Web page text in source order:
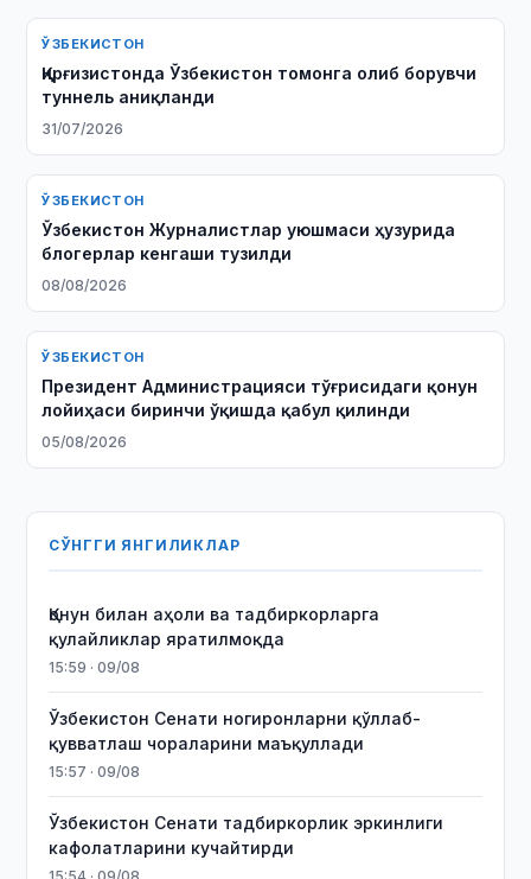
ЎЗБЕКИСТОН
Қирғизистонда Ўзбекистон томонга олиб борувчи
туннель аниқланди
31/07/2026
ЎЗБЕКИСТОН
Ўзбекистон Журналистлар уюшмаси ҳузурида
блогерлар кенгаши тузилди
08/08/2026
ЎЗБЕКИСТОН
Президент Администрацияси тўғрисидаги қонун
лойиҳаси биринчи ўқишда қабул қилинди
05/08/2026
СЎНГГИ ЯНГИЛИКЛАР
Қонун билан аҳоли ва тадбиркорларга
қулайликлар яратилмоқда
15:59 · 09/08
Ўзбекистон Сенати ногиронларни қўллаб-
қувватлаш чораларини маъқуллади
15:57 · 09/08
Ўзбекистон Сенати тадбиркорлик эркинлиги
кафолатларини кучайтирди